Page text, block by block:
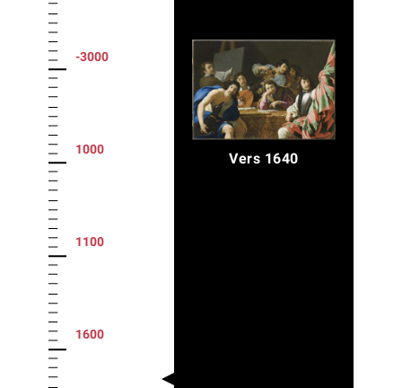
-3000
1000
1100
1600
Vers 1640